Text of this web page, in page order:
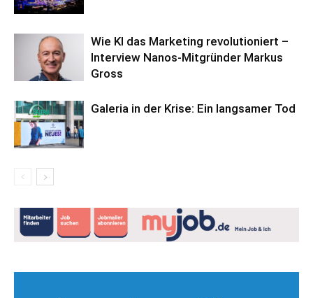
Wie KI das Marketing revolutioniert –
Interview Nanos-Mitgründer Markus
Gross
Galeria in der Krise: Ein langsamer Tod